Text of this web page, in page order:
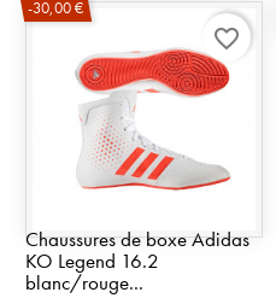
-30,00 €
Chaussures de boxe Adidas
KO Legend 16.2
blanc/rouge...
favorite_border